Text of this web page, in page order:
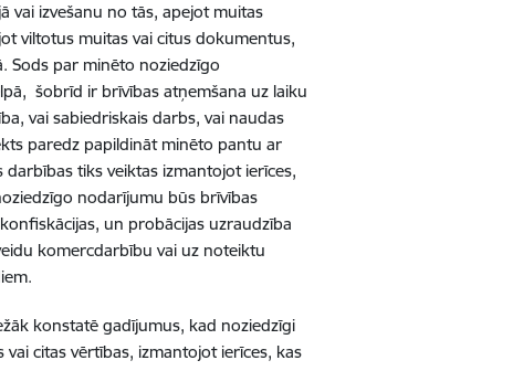
vai izvešanu no tās, apejot muitas
viltotus muitas vai citus dokumentus,
Sods par minēto noziedzīgo
šobrīd ir brīvības atņemšana uz laiku
vai sabiedriskais darbs, vai naudas
paredz papildināt minēto pantu ar
tiks veiktas izmantojot ierīces,
nodarījumu būs brīvības
un probācijas uzraudzība
komercdarbību vai uz noteiktu
konstatē gadījumus, kad noziedzīgi
citas vērtības, izmantojot ierīces, kas